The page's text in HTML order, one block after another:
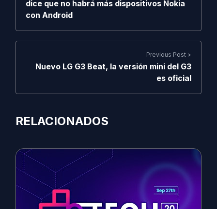
dice que no habrá más dispositivos Nokia
con Android
Previous Post >
Nuevo LG G3 Beat, la versión mini del G3
es oficial
RELACIONADOS